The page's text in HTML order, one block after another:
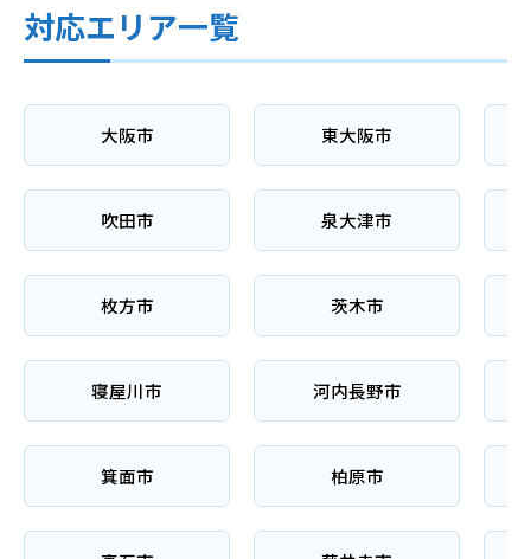
対応エリア一覧
大阪市 東大阪市
吹田市 泉大津市
枚方市 茨木市
寝屋川市 河内長野市
箕面市 柏原市